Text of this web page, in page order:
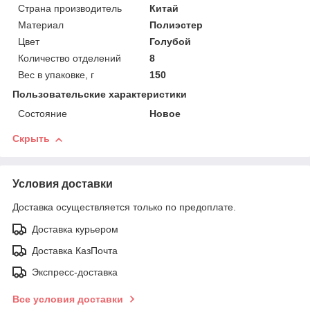
Страна производитель
Китай
Материал
Полиэстер
Цвет
Голубой
Количество отделений
8
Вес в упаковке, г
150
Пользовательские характеристики
Состояние
Новое
Скрыть
Условия доставки
Доставка осуществляется только по предоплате.
Доставка курьером
Доставка КазПочта
Экспресс-доставка
Все условия доставки